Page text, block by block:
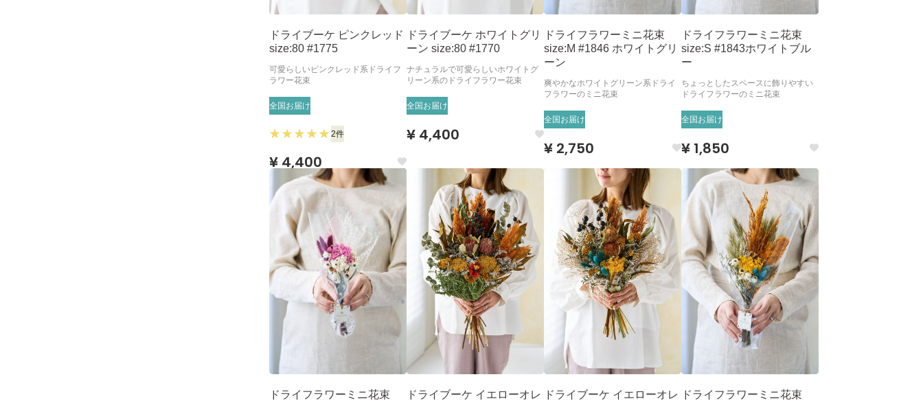
ドライブーケ ピンクレッド
size:80 #1775
可愛らしいピンクレッド系ドライフ
ラワー花束
全国お届け
2件
¥ 4,400
ドライブーケ ホワイトグリ
ーン size:80 #1770
ナチュラルで可愛らしいホワイトグ
リーン系のドライフラワー花束
全国お届け
¥ 4,400
ドライフラワーミニ花束
size:M #1846 ホワイトグリ
ーン
爽やかなホワイトグリーン系ドライ
フラワーのミニ花束
全国お届け
¥ 2,750
ドライフラワーミニ花束
size:S #1843ホワイトブル
ー
ちょっとしたスペースに飾りやすい
ドライフラワーのミニ花束
全国お届け
¥ 1,850
ドライフラワーミニ花束
ドライブーケ イエローオレ
ドライブーケ イエローオレ
ドライフラワーミニ花束